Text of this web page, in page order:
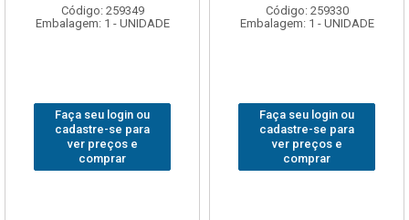
Código: 259349
Embalagem: 1 - UNIDADE
Faça seu login ou
cadastre-se para
ver preços e
comprar
Código: 259330
Embalagem: 1 - UNIDADE
Faça seu login ou
cadastre-se para
ver preços e
comprar